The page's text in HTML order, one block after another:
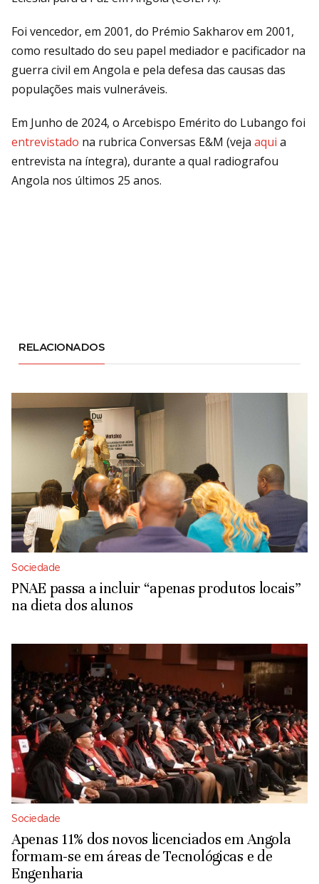
Foi vencedor, em 2001, do Prémio Sakharov em 2001,
como resultado do seu papel mediador e pacificador na
guerra civil em Angola e pela defesa das causas das
populações mais vulneráveis.
Em Junho de 2024, o Arcebispo Emérito do Lubango foi
entrevistado na rubrica Conversas E&M (veja aqui a
entrevista na íntegra), durante a qual radiografou
Angola nos últimos 25 anos.
RELACIONADOS
Sociedade
PNAE passa a incluir “apenas produtos locais”
na dieta dos alunos
Sociedade
Apenas 11% dos novos licenciados em Angola
formam-se em áreas de Tecnológicas e de
Engenharia